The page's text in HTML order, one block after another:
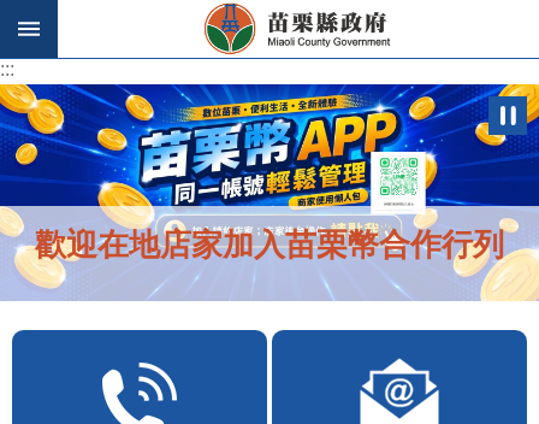
跳到主要內容區塊
:::
:::
歡迎在地店家加入苗栗幣合作行列